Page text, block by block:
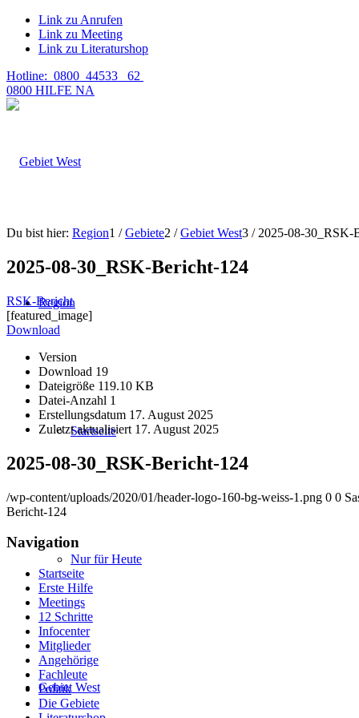
Link zu Anrufen
Link zu Meeting
Link zu Literaturshop
Hotline: 0800 44533 62
0800 HILFE NA
Region
Startseite
Nur für Heute
Gebiet West
Du bist hier: Region1 / Gebiete2 / Gebiet West3 / 2025-08-30_RSK-
2025-08-30_RSK-Bericht-124
RSK-Bericht
[featured_image]
Download
Version
Download 19
Dateigröße 119.10 KB
Datei-Anzahl 1
Erstellungsdatum 17. August 2025
Zuletzt aktualisiert 17. August 2025
2025-08-30_RSK-Bericht-124
/wp-content/uploads/2020/01/header-logo-160-bg-weiss-1.png 0 0
Bericht-124
Navigation
Startseite
Erste Hilfe
Meetings
12 Schritte
Infocenter
Mitglieder
Angehörige
Fachleute
Politik
Die Gebiete